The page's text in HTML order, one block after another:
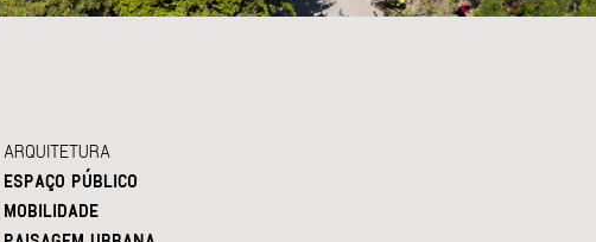
ARQUITETURA
ESPAÇO PÚBLICO
MOBILIDADE